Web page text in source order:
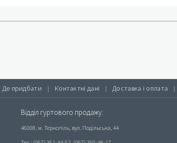
Де придбати | Контактні дані | Доставка і оплата |
Відділ гуртового продажу:
46008, м. Тернопіль, вул. Подільська, 44